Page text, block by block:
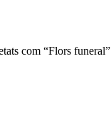
com “Flors funeral”